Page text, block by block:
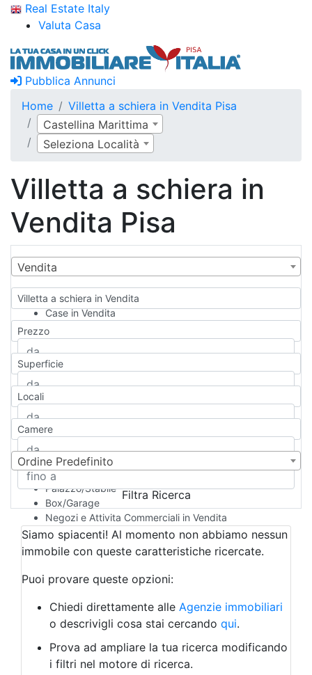
Real Estate Italy
Valuta Casa
Pubblica Annunci
Home
Villetta a schiera in Vendita Pisa
Castellina Marittima
Seleziona Località
Villetta a schiera in
Vendita Pisa
Vendita
Villetta a schiera in Vendita
Case in Vendita
Qualsiasi
Appartamento
Casa indipendente
Casa Semi-indipendente
Attico/Mansarda
Rustico/Casale
Camera d'Albergo
Multiproprietà
Palazzo/Stabile
Box/Garage
Negozi e Attivita Commerciali in Vendita
Qualsiasi
Attività/Licenza Commerciale
Azienda Agricola
Bar/Ristorante
Albergo
Laboratorio Artigianale
Negozio/locale commerciale
Agriturismo
Magazzini
Prezzo
Superficie
Locali
Camere
Ordine Predefinito
Filtra Ricerca
Siamo spiacenti! Al momento non abbiamo nessun
immobile con queste caratteristiche ricercate.
Puoi provare queste opzioni:
Chiedi direttamente alle Agenzie immobiliari
o descrivigli cosa stai cercando qui.
Prova ad ampliare la tua ricerca modificando
i filtri nel motore di ricerca.